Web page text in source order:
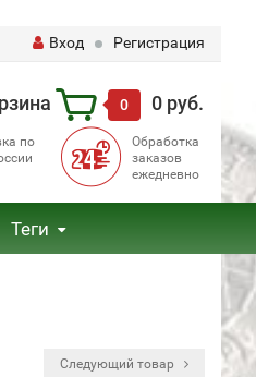
Вход Регистрация
0 0 руб.
по
Обработка
заказов
ежедневно
Теги
Следующий товар